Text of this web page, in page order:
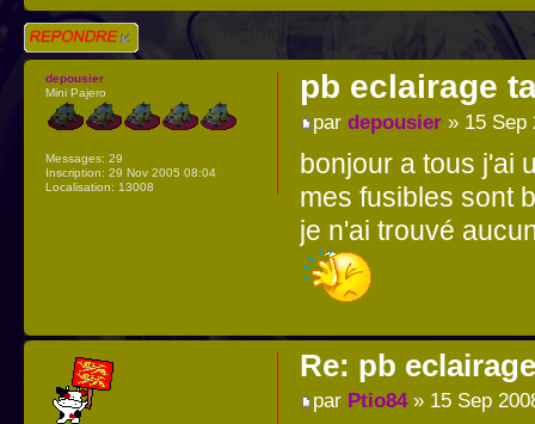
Répondre
pb eclairage
par depousier» 15 Sep
bonjour a tous j'ai
mes fusibles sont
je n'ai trouvé
depousier
Mini Pajero
Messages: 29
Inscription: 29 Nov 2005 08:04
Localisation: 13008
Re: pb
par Ptio84» 15 Sep